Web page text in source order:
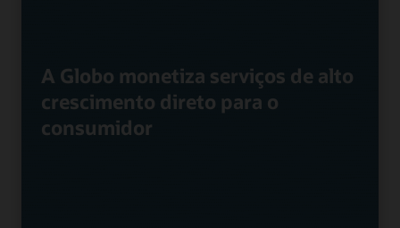
A Globo monetiza serviços de alto
crescimento direto para o
consumidor